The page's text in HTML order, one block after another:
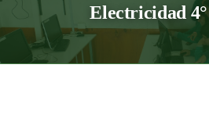
Electricidad